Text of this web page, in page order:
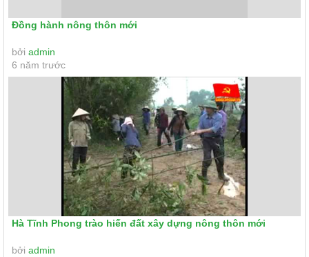
Đồng hành nông thôn mới
bởi admin
6 năm trước
Hà Tĩnh Phong trào hiến đất xây dựng nông thôn mới
bởi admin